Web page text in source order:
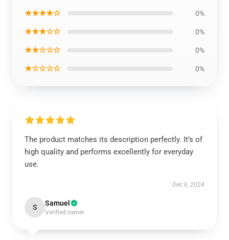
★★★★☆ 0%
★★★☆☆ 0%
★★☆☆☆ 0%
★☆☆☆☆ 0%
The product matches its description perfectly. It’s of
high quality and performs excellently for everyday
use.
Dec 6, 2024
S Samuel
Verified owner